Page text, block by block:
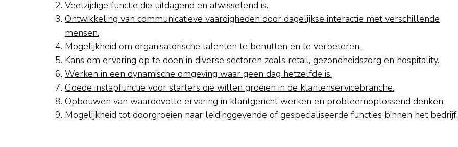
Veelzijdige functie die uitdagend en afwisselend is.
Ontwikkeling van communicatieve vaardigheden door dagelijkse interactie met verschillende
mensen.
Mogelijkheid om organisatorische talenten te benutten en te verbeteren.
Kans om ervaring op te doen in diverse sectoren zoals retail, gezondheidszorg en hospitality.
Werken in een dynamische omgeving waar geen dag hetzelfde is.
Goede instapfunctie voor starters die willen groeien in de klantenservicebranche.
Opbouwen van waardevolle ervaring in klantgericht werken en probleemoplossend denken.
Mogelijkheid tot doorgroeien naar leidinggevende of gespecialiseerde functies binnen het bedrijf.